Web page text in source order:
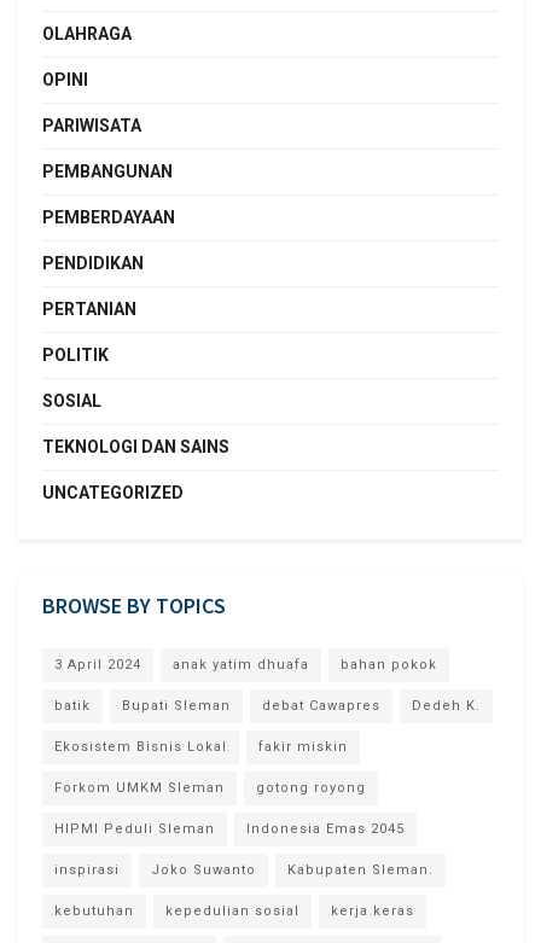
OLAHRAGA
OPINI
PARIWISATA
PEMBANGUNAN
PEMBERDAYAAN
PENDIDIKAN
PERTANIAN
POLITIK
SOSIAL
TEKNOLOGI DAN SAINS
UNCATEGORIZED
BROWSE BY TOPICS
3 April 2024 anak yatim dhuafa bahan pokok
batik Bupati Sleman debat Cawapres Dedeh K.
Ekosistem Bisnis Lokal fakir miskin
Forkom UMKM Sleman gotong royong
HIPMI Peduli Sleman Indonesia Emas 2045
inspirasi Joko Suwanto Kabupaten Sleman.
kebutuhan kepedulian sosial kerja keras